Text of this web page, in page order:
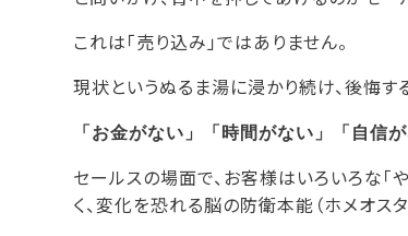
これは「売り込み」ではありません。
現状というぬるま湯に浸かり続け、後悔す
「お金がない」「時間がない」「自信が
セールスの場面で、お客様はいろいろな「
く、変化を恐れる脳の防衛本能（ホメオス